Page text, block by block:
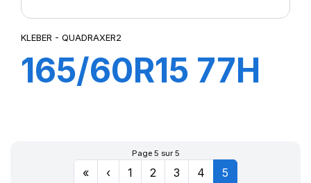
KLEBER - QUADRAXER2
165/60R15 77H
Page 5 sur 5
« ‹ 1 2 3 4 5